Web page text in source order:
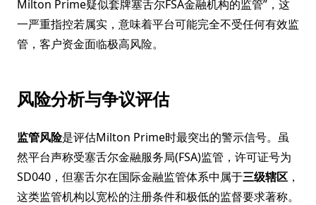
Milton Prime疑似套牌塞舌尔FSA金融机构的监管”，这
一严重指控若属实，意味着平台可能完全不受任何有效监
管，客户资金面临极高风险。
风险分析与争议评估
监管风险是评估Milton Prime时最突出的警示信号。虽
然平台声称受塞舌尔金融服务局(FSA)监管，许可证号为
SD040，但塞舌尔在国际金融监管体系中属于三级辖区 ，
这类监管机构以宽松的注册条件和极低的监督要求著称。